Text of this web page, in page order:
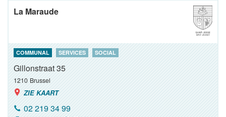
La Maraude
COMMUNAL SERVICES SOCIAL
Gillonstraat 35
1210 Brussel
ZIE KAART
02 219 34 99